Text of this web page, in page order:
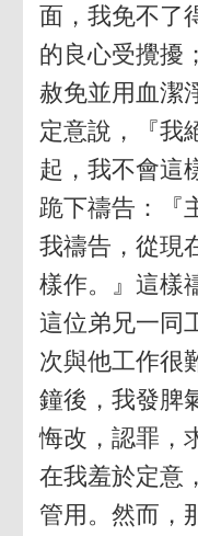
面，我免不了
的良心受攪擾
赦免並用血潔
定意說，『我
起，我不會這
跪下禱告：『
我禱告，從現
樣作。』這樣
這位弟兄一同
次與他工作很
鐘後，我發脾
悔改，認罪，
在我羞於定意
管用。然而，